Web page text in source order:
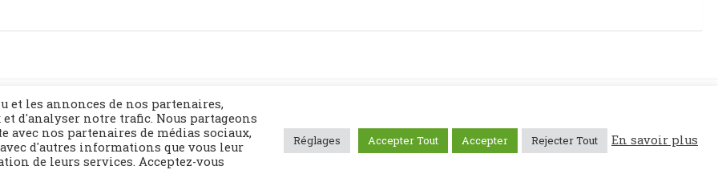
Politique de confidentialité
et les annonces de nos partenaires,
d'analyser notre trafic. Nous partageons
nos partenaires de médias sociaux,
d'autres informations que vous leur
de leurs services. Acceptez-vous
Réglages Accepter Tout Accepter Rejecter Tout En savoir plus